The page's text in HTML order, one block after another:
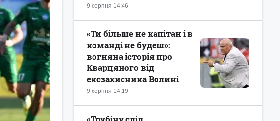
9 серпня 14:46
9 серпня 14:19
«Ти більше не капітан і в
команді не будеш»:
вогняна історія про
Кварцяного від
ексзахисника Волині